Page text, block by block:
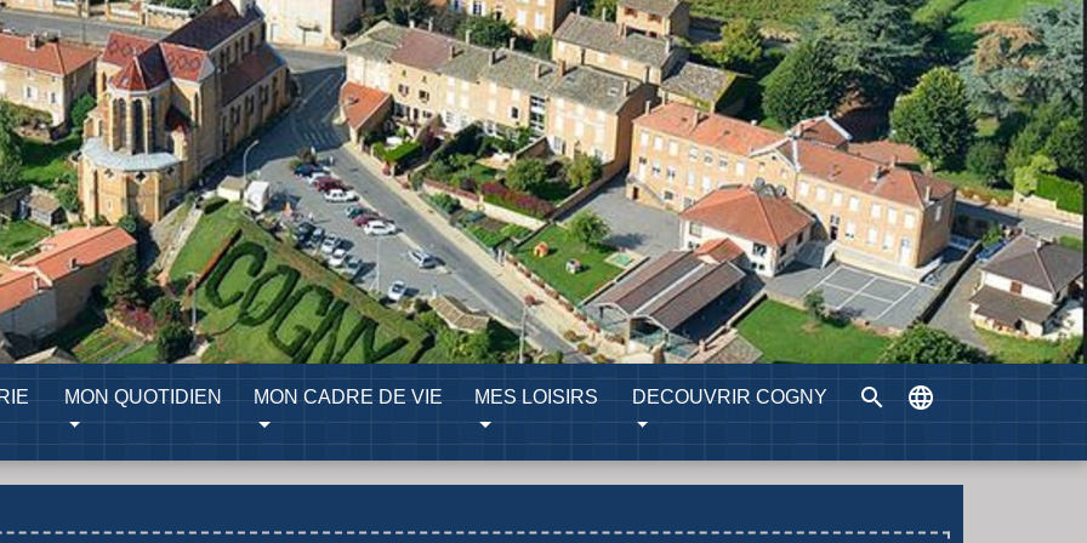
MON QUOTIDIEN MON CADRE DE VIE MES LOISIRS DECOUVRIR COGNY search language